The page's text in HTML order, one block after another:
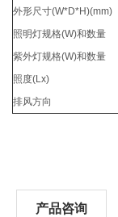
外形尺寸(W*D*H)(mm)
照明灯规格(W)和数量
紫外灯规格(W)和数量
照度(Lx)
排风方向
产品咨询